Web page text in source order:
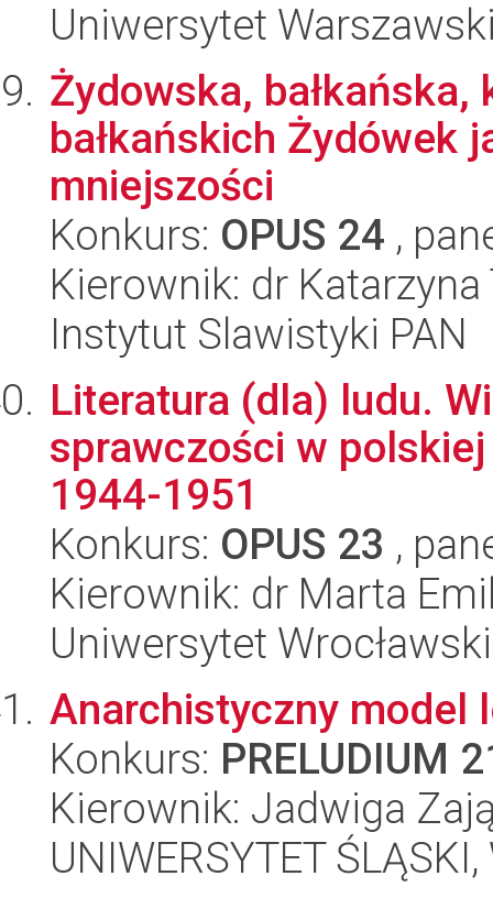
Uniwersytet
Żydowska,
bałkańskich Żydówek
mniejszości
Konkurs: OPUS 24 ,
Kierownik: dr Katarzyna
Instytut Slawistyki PAN
Literatura (dla) ludu.
sprawczości w
1944-1951
Konkurs: OPUS 23 ,
Kierownik: dr Marta
Uniwersytet
Anarchistyczny model
Konkurs: PRELUDIUM
Kierownik: Jadwiga
UNIWERSYTET